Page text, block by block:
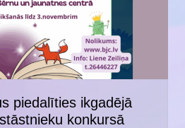
piedalīties ikgadējā
konkursā